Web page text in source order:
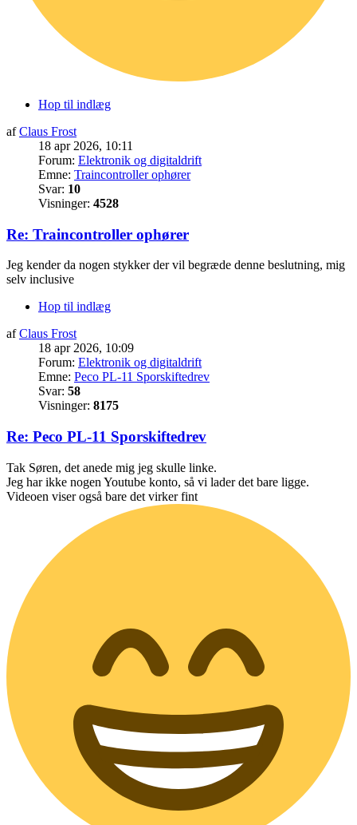
Hop til indlæg
afClaus Frost
18 apr 2026, 10:11
Forum: Elektronik og digitaldrift
Emne: Traincontroller ophører
Svar: 10
Visninger: 4528
Re: Traincontroller ophører
Jeg kender da nogen stykker der vil begræde denne beslutning, mig
selv inclusive
Hop til indlæg
afClaus Frost
18 apr 2026, 10:09
Forum: Elektronik og digitaldrift
Emne: Peco PL-11 Sporskiftedrev
Svar: 58
Visninger: 8175
Re: Peco PL-11 Sporskiftedrev
Tak Søren, det anede mig jeg skulle linke.
Jeg har ikke nogen Youtube konto, så vi lader det bare ligge.
Videoen viser også bare det virker fint